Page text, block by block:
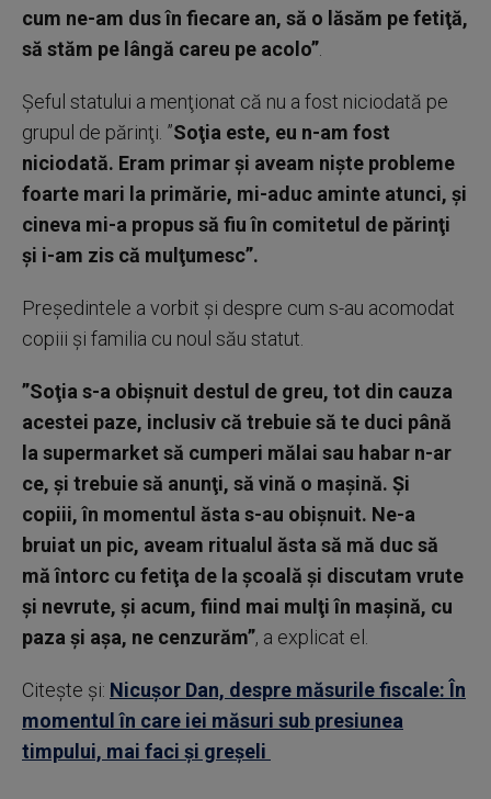
cum ne-am dus în fiecare an, să o lăsăm pe fetiţă,
să stăm pe lângă careu pe acolo”
Şeful statului a menţionat că nu a fost niciodată pe
grupul de părinţi. ”Soţia este, eu n-am fost
niciodată. Eram primar şi aveam nişte probleme
foarte mari la primărie, mi-aduc aminte atunci, şi
cineva mi-a propus să fiu în comitetul de părinţi
şi i-am zis că mulţumesc”.
Preşedintele a vorbit şi despre cum s-au acomodat
copiii şi familia cu noul său statut.
”Soţia s-a obişnuit destul de greu, tot din cauza
acestei paze, inclusiv că trebuie să te duci până
la supermarket să cumperi mălai sau habar n-ar
ce, şi trebuie să anunţi, să vină o maşină. Şi
copiii, în momentul ăsta s-au obişnuit. Ne-a
bruiat un pic, aveam ritualul ăsta să mă duc să
mă întorc cu fetiţa de la şcoală şi discutam vrute
şi nevrute, şi acum, fiind mai mulţi în maşină, cu
paza şi aşa, ne cenzurăm”, a explicat el.
Citește și: Nicuşor Dan, despre măsurile fiscale: În
momentul în care iei măsuri sub presiunea
timpului, mai faci şi greşeli